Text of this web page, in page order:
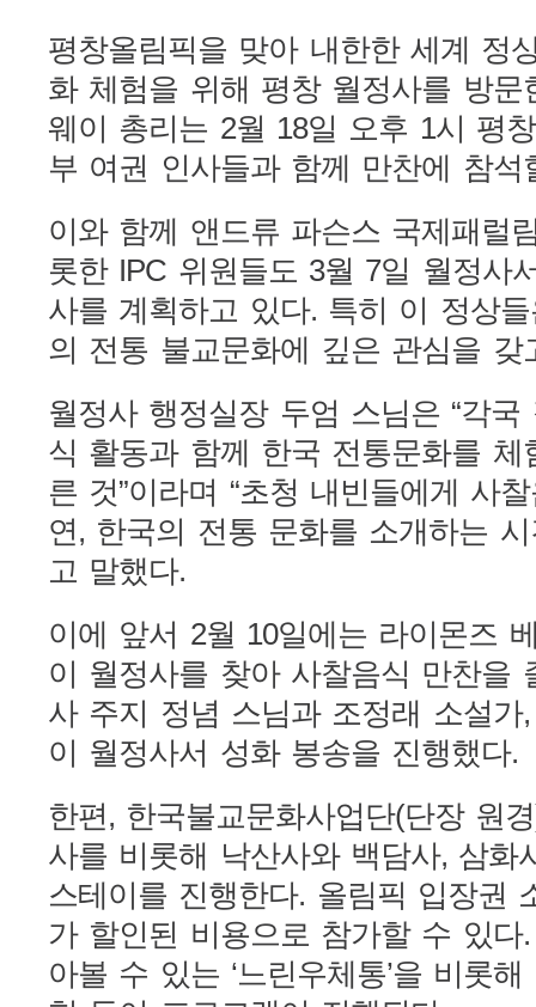
평창올림픽을 맞아 내한한 세계 정
화 체험을 위해 평창 월정사를 방
웨이 총리는 2월 18일 오후 1시 평
부 여권 인사들과 함께 만찬에 참석
이와 함께 앤드류 파슨스 국제패럴
롯한 IPC 위원들도 3월 7일 월정사
사를 계획하고 있다. 특히 이 정상
의 전통 불교문화에 깊은 관심을 갖
월정사 행정실장 두엄 스님은 “각
식 활동과 함께 한국 전통문화를
른 것”이라며 “초청 내빈들에게 사
연, 한국의 전통 문화를 소개하는
고 말했다.
이에 앞서 2월 10일에는 라이몬즈
이 월정사를 찾아 사찰음식 만찬을
사 주지 정념 스님과 조정래 소설
이 월정사서 성화 봉송을 진행했다.
한편, 한국불교문화사업단(단장 원
사를 비롯해 낙산사와 백담사, 삼화
스테이를 진행한다. 올림픽 입장권
가 할인된 비용으로 참가할 수 있
아볼 수 있는 ‘느린우체통’을 비롯